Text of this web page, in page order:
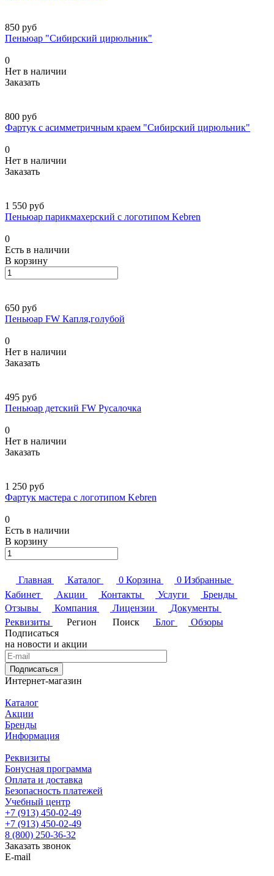
850 руб
Пеньюар "Сибирский цирюльник"
0
Нет в наличии
Заказать
800 руб
Фартук с асимметричным краем "Сибирский цирюльник"
0
Нет в наличии
Заказать
1 550 руб
Пеньюар парикмахерский с логотипом Kebren
0
Есть в наличии
В корзину
650 руб
Пеньюар FW Капля,голубой
0
Нет в наличии
Заказать
495 руб
Пеньюар детский FW Русалочка
0
Нет в наличии
Заказать
1 250 руб
Фартук мастера с логотипом Kebren
0
Есть в наличии
В корзину
Главная Каталог 0 Корзина 0 Избранные
Кабинет
Акции Контакты Услуги
Бренды
Отзывы
Компания Лицензии
Документы
Реквизиты
Регион Поиск Блог
Обзоры
Подписаться
на новости и акции
Подписаться
Интернет-магазин
Каталог
Акции
Бренды
Информация
Реквизиты
Бонусная программа
Оплата и доставка
Безопасность платежей
Учебный центр
+7 (913) 450-02-49
+7 (913) 450-02-49
8 (800) 250-36-32
Заказать звонок
E-mail